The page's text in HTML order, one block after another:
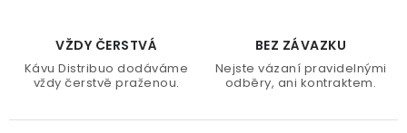
VŽDY ČERSTVÁ
Kávu Distribuo dodáváme
vždy čerstvě praženou.
BEZ ZÁVAZKU
Nejste vázaní pravidelnými
odběry, ani kontraktem.